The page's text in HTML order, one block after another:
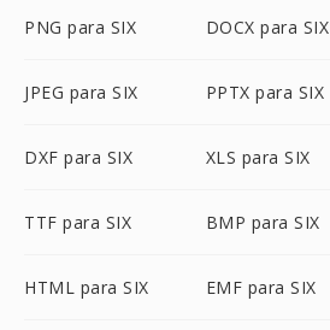
PNG para SIX DOCX para SIX
JPEG para SIX PPTX para SIX
DXF para SIX XLS para SIX
TTF para SIX BMP para SIX
HTML para SIX EMF para SIX